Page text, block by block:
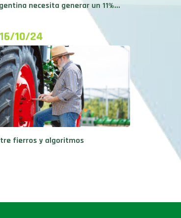
necesita generar un 11%...
16/10/24
fierros y algoritmos